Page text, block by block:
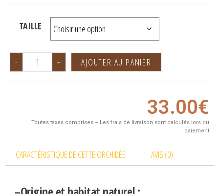
TAILLE
- + AJOUTER AU PANIER
33.00€
Toutes taxes comprises – Les frais de livraison sont calculés lors du
paiement
CARACTÉRISTIQUE DE CETTE ORCHIDÉE AVIS (0)